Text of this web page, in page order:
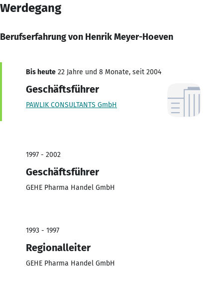
Werdegang
Berufserfahrung von Henrik Meyer-Hoeven
Bis heute 22 Jahre und 8 Monate, seit 2004
Geschäftsführer
PAWLIK CONSULTANTS GmbH
1997 - 2002
Geschäftsführer
GEHE Pharma Handel GmbH
1993 - 1997
Regionalleiter
GEHE Pharma Handel GmbH